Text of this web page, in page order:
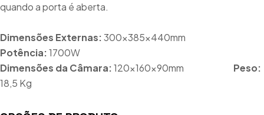
quando a porta é aberta.
Dimensões Externas:300x385x440mm
Potência:1700W
Dimensões da Câmara:120x160x90mm Peso:
18,5 Kg